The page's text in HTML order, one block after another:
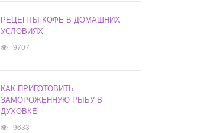
РЕЦЕПТЫ КОФЕ В ДОМАШНИХ
УСЛОВИЯХ
9707
КАК ПРИГОТОВИТЬ
ЗАМОРОЖЕННУЮ РЫБУ В
ДУХОВКЕ
9633